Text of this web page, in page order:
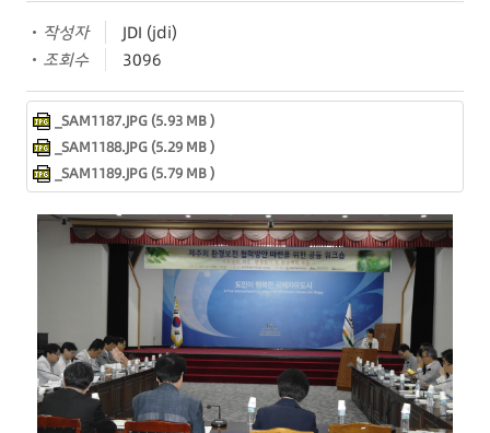
작성자
JDI (jdi)
조회수
3096
_SAM1187.JPG (5.93 MB )
_SAM1188.JPG (5.29 MB )
_SAM1189.JPG (5.79 MB )